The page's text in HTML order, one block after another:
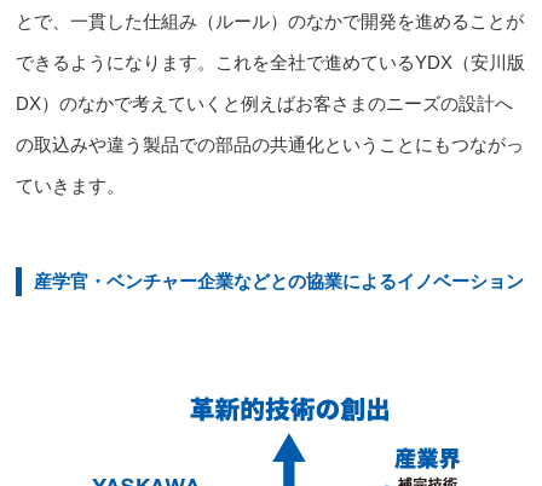
とで、一貫した仕組み（ルール）のなかで開発を進めることが
できるようになります。これを全社で進めているYDX（安川版
DX）のなかで考えていくと例えばお客さまのニーズの設計へ
の取込みや違う製品での部品の共通化ということにもつながっ
ていきます。
産学官・ベンチャー企業などとの協業によるイノベーション